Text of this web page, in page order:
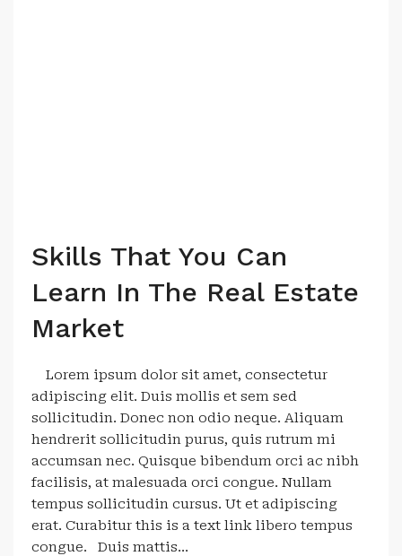
Skills That You Can
Learn In The Real Estate
Market
Lorem ipsum dolor sit amet, consectetur
adipiscing elit. Duis mollis et sem sed
sollicitudin. Donec non odio neque. Aliquam
hendrerit sollicitudin purus, quis rutrum mi
accumsan nec. Quisque bibendum orci ac nibh
facilisis, at malesuada orci congue. Nullam
tempus sollicitudin cursus. Ut et adipiscing
erat. Curabitur this is a text link libero tempus
congue. Duis mattis...